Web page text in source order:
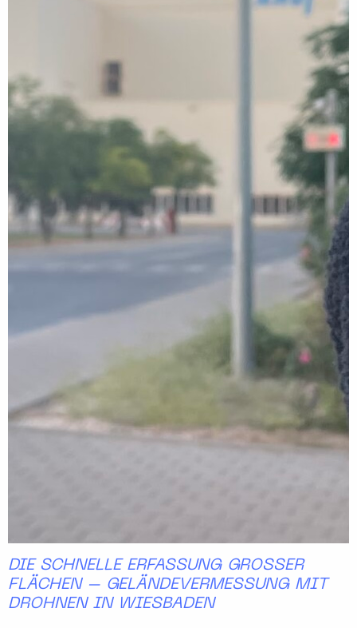
DIE SCHNELLE ERFASSUNG GROSSER F
LÄCHEN – GELÄNDEVERMESSUNG MIT D
ROHNEN IN WIESBADEN